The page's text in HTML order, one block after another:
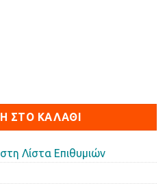
ΣΤΟ ΚΑΛΆΘΙ
Λίστα Επιθυμιών